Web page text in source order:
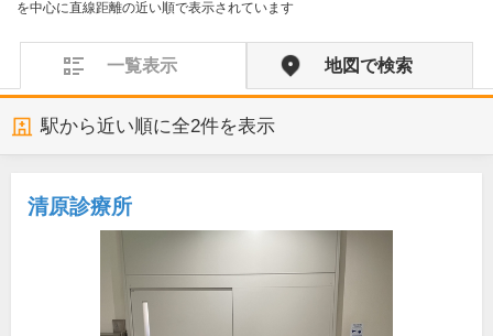
を中心に直線距離の近い順で表示されています
一覧表示 地図で検索
駅から近い順に全2件を表示
清原診療所